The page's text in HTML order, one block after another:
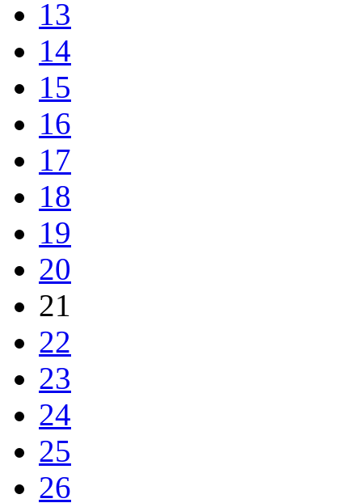
13
14
15
16
17
18
19
20
21
22
23
24
25
26